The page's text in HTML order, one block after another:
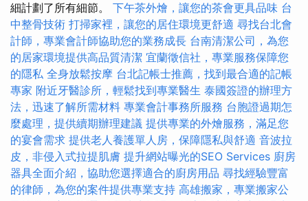
細計劃了所有細節。 下午茶外燴，讓您的茶會更具品味 台
中整骨技術 打掃家裡，讓您的居住環境更舒適 尋找台北會
計師，專業會計師協助您的業務成長 台南清潔公司，為您
的居家環境提供高品質清潔 宜蘭徵信社，專業服務保障您
的隱私 全身放鬆按摩 台北記帳士推薦，找到最合適的記帳
專家 附近牙醫診所，輕鬆找到專業醫生 泰國簽證的辦理方
法，迅速了解所需材料 專業會計事務所服務 台胞證過期怎
麼處理，提供續期辦理建議 提供專業的外燴服務，滿足您
的宴會需求 提供老人養護單人房，保障隱私與舒適 音波拉
皮，非侵入式拉提肌膚 提升網站曝光的SEO Services 廚房
器具全面介紹，協助您選擇適合的廚房用品 尋找經驗豐富
的律師，為您的案件提供專業支持 高雄搬家，專業搬家公